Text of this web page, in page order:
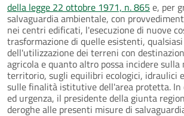
della legge 22 ottobre 1971, n. 865 e, per
salvaguardia ambientale, con
nei centri edificati, l'esecuzione di nuove
trasformazione di quelle esistenti,
dell'utilizzazione dei terreni con
agricola e quanto altro possa incidere sulla
territorio, sugli equilibri ecologici, idraulici
sulle finalità istitutive dell'area protetta. In
ed urgenza, il presidente della giunta
deroghe alle presenti misure di